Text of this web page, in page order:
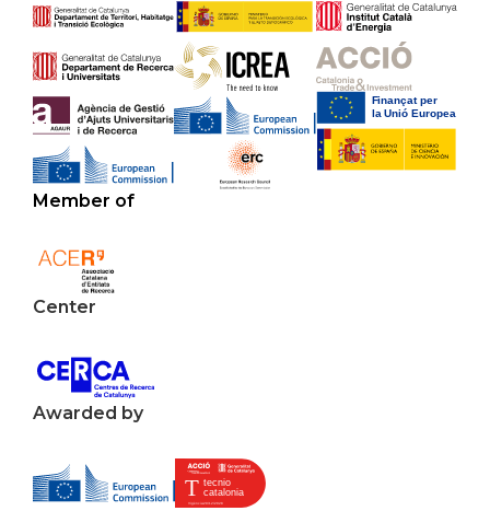
Member of
Center
Awarded by